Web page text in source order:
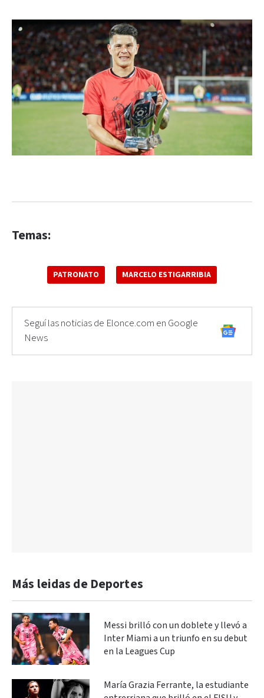
Temas:
PATRONATO MARCELO ESTIGARRIBIA
Seguí las noticias de Elonce.com en Google
News
Más leidas de Deportes
Messi brilló con un doblete y llevó a
Inter Miami a un triunfo en su debut
en la Leagues Cup
María Grazia Ferrante, la estudiante